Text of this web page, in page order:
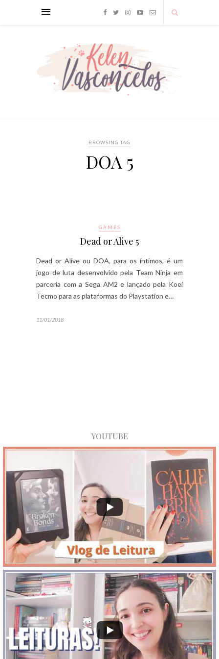
BROWSING TAG
DOA 5
GAMES
Dead or Alive 5
Dead or Alive ou DOA, para os íntimos, é um
jogo de luta desenvolvido pela Team Ninja em
parceria com a Sega AM2 e lançado pela Koei
Tecmo para as plataformas do Playstation e…
11/01/2018
YOUTUBE